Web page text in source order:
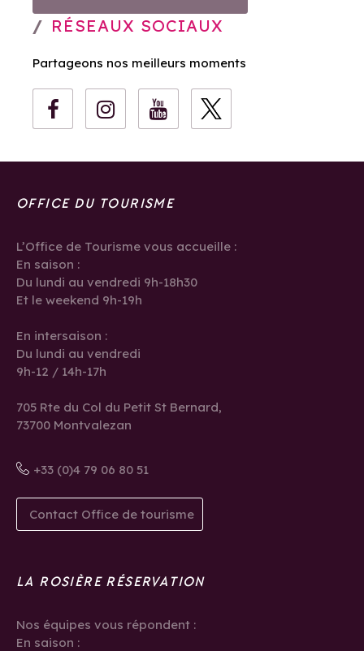
RÉSEAUX SOCIAUX
Partageons nos meilleurs moments
OFFICE DU TOURISME
L’Office de Tourisme vous accueille :
En saison :
Du lundi au vendredi 9h-18h30
Et le weekend 9h-19h
En intersaison :
Du lundi au vendredi
9h-12 / 14h-17h
705 Rte du Col du Petit St Bernard,
73700 Montvalezan
+33 (0)4 79 06 80 51
Contact Office de tourisme
LA ROSIÈRE RÉSERVATION
Nos équipes vous répondent :
En saison :